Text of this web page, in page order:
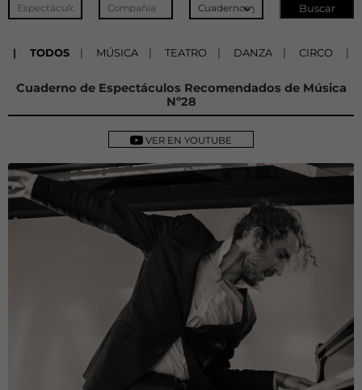
| TODOS | MÚSICA | TEATRO | DANZA | CIRCO |
Cuaderno de Espectáculos Recomendados de Música
Nº28
VER EN YOUTUBE